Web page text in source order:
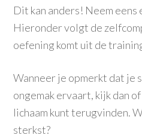
Dit kan anders! Neem eens
Hieronder volgt de
oefening komt uit de
Wanneer je opmerkt dat je
ongemak ervaart, kijk dan
lichaam kunt terugvinden.
sterkst?